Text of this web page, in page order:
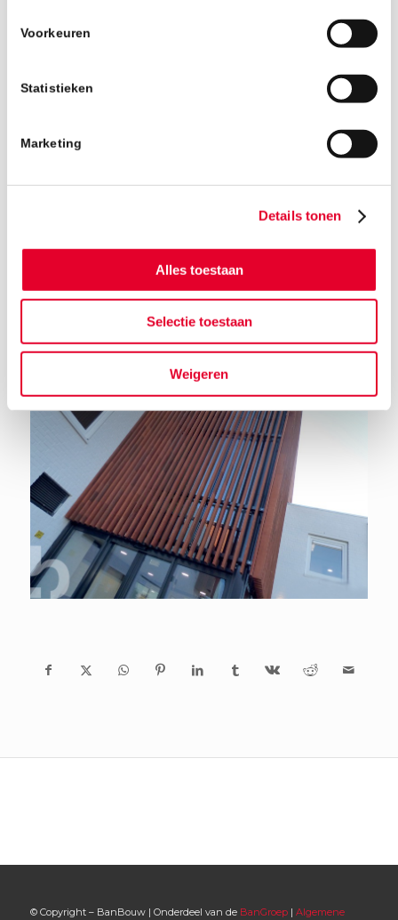
Voorkeuren
Statistieken
Marketing
Details tonen
Alles toestaan
Selectie toestaan
Weigeren
Terug naar het nieuwsoverzicht
© Copyright – BanBouw | Onderdeel van de BanGroep| Algemene